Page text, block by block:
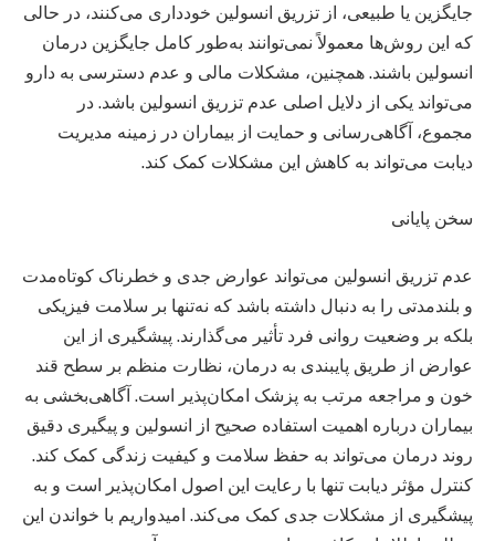
جایگزین یا طبیعی، از تزریق انسولین خودداری می‌کنند، در حالی
که این روش‌ها معمولاً نمی‌توانند به‌طور کامل جایگزین درمان
انسولین باشند. همچنین، مشکلات مالی و عدم دسترسی به دارو
می‌تواند یکی از دلایل اصلی عدم تزریق انسولین باشد. در
مجموع، آگاهی‌رسانی و حمایت از بیماران در زمینه مدیریت
دیابت می‌تواند به کاهش این مشکلات کمک کند.
سخن پایانی
عدم تزریق انسولین می‌تواند عوارض جدی و خطرناک کوتاه‌مدت
و بلندمدتی را به دنبال داشته باشد که نه‌تنها بر سلامت فیزیکی
بلکه بر وضعیت روانی فرد تأثیر می‌گذارند. پیشگیری از این
عوارض از طریق پایبندی به درمان، نظارت منظم بر سطح قند
خون و مراجعه مرتب به پزشک امکان‌پذیر است. آگاهی‌بخشی به
بیماران درباره اهمیت استفاده صحیح از انسولین و پیگیری دقیق
روند درمان می‌تواند به حفظ سلامت و کیفیت زندگی کمک کند.
کنترل مؤثر دیابت تنها با رعایت این اصول امکان‌پذیر است و به
پیشگیری از مشکلات جدی کمک می‌کند. امیدواریم با خواندن این